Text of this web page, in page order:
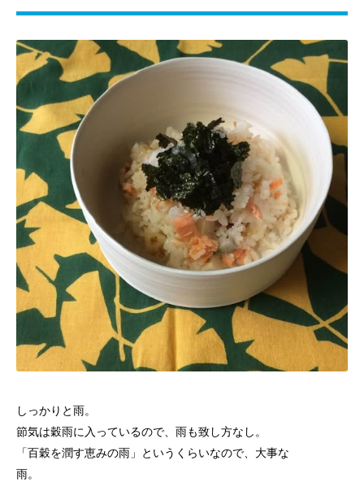
しっかりと雨。
節気は穀雨に入っているので、雨も致し方なし。
「百穀を潤す恵みの雨」というくらいなので、大事な
雨。